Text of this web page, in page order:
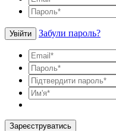
Увійти Забули пароль?
Зареєструватись